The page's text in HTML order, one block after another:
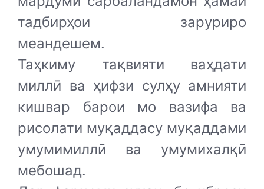
тадбирҳои заруриро
меандешем.
Таҳкиму тақвияти ваҳдати
миллӣ ва ҳифзи сулҳу амнияти
кишвар барои мо вазифа ва
рисолати муқаддасу муқаддами
умумимиллӣ ва умумихалқӣ
мебошад.